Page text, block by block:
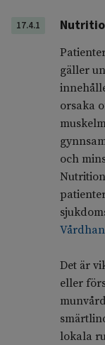
17.4.1
gäller
orsaka
och
Det är
eller
lokala